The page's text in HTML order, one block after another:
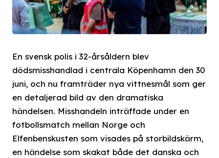
En svensk polis i 32-årsåldern blev
dödsmisshandlad i centrala Köpenhamn den 30
juni, och nu framträder nya vittnesmål som ger
en detaljerad bild av den dramatiska
händelsen. Misshandeln inträffade under en
fotbollsmatch mellan Norge och
Elfenbenskusten som visades på storbildskärm,
en händelse som skakat både det danska och